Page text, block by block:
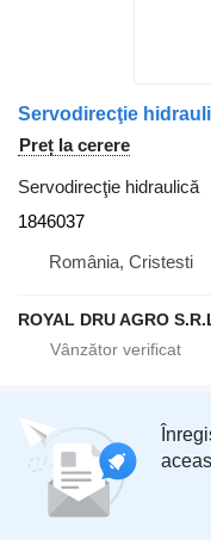
Preț la cerere
Servodirecţie hidraulică
1846037
România, Cristesti
ROYAL DRU AGRO